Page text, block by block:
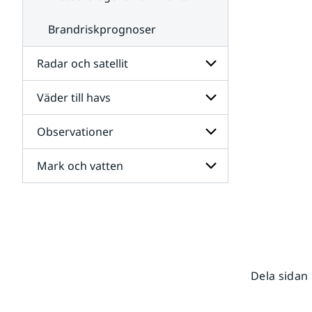
Brandriskprognoser
Radar och satellit
Undersidor
för
Radar
och
satellit
Väder till havs
Undersidor
för
Väder
till
havs
Observationer
Undersidor
för
Mark och vatten
Dela sidan